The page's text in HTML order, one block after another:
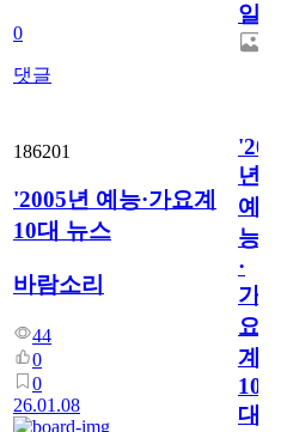
0
댓글
일
186201
'2005년 예능·가요계
10대 뉴스
바람소리
44
0
0
26.01.08
'2005
년
예
능
·
가
요
계
10
대